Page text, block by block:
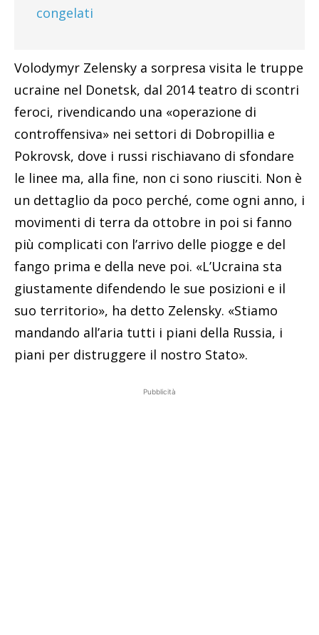
congelati
Volodymyr Zelensky a sorpresa visita le truppe
ucraine nel Donetsk, dal 2014 teatro di scontri
feroci, rivendicando una «operazione di
controffensiva» nei settori di Dobropillia e
Pokrovsk, dove i russi rischiavano di sfondare
le linee ma, alla fine, non ci sono riusciti. Non è
un dettaglio da poco perché, come ogni anno, i
movimenti di terra da ottobre in poi si fanno
più complicati con l’arrivo delle piogge e del
fango prima e della neve poi. «L’Ucraina sta
giustamente difendendo le sue posizioni e il
suo territorio», ha detto Zelensky. «Stiamo
mandando all’aria tutti i piani della Russia, i
piani per distruggere il nostro Stato».
Pubblicità